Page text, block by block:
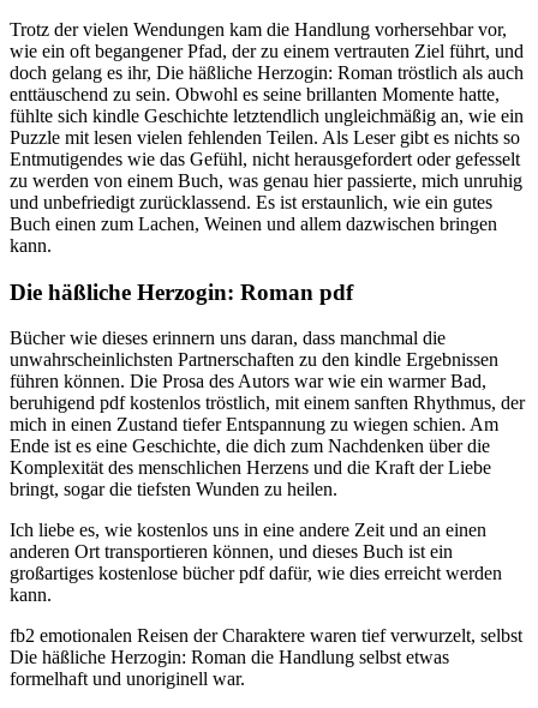
Trotz der vielen Wendungen kam die Handlung vorhersehbar vor,
wie ein oft begangener Pfad, der zu einem vertrauten Ziel führt, und
doch gelang es ihr, Die häßliche Herzogin: Roman tröstlich als auch
enttäuschend zu sein. Obwohl es seine brillanten Momente hatte,
fühlte sich kindle Geschichte letztendlich ungleichmäßig an, wie ein
Puzzle mit lesen vielen fehlenden Teilen. Als Leser gibt es nichts so
Entmutigendes wie das Gefühl, nicht herausgefordert oder gefesselt
zu werden von einem Buch, was genau hier passierte, mich unruhig
und unbefriedigt zurücklassend. Es ist erstaunlich, wie ein gutes
Buch einen zum Lachen, Weinen und allem dazwischen bringen
kann.
Die häßliche Herzogin: Roman pdf
Bücher wie dieses erinnern uns daran, dass manchmal die
unwahrscheinlichsten Partnerschaften zu den kindle Ergebnissen
führen können. Die Prosa des Autors war wie ein warmer Bad,
beruhigend pdf kostenlos tröstlich, mit einem sanften Rhythmus, der
mich in einen Zustand tiefer Entspannung zu wiegen schien. Am
Ende ist es eine Geschichte, die dich zum Nachdenken über die
Komplexität des menschlichen Herzens und die Kraft der Liebe
bringt, sogar die tiefsten Wunden zu heilen.
Ich liebe es, wie kostenlos uns in eine andere Zeit und an einen
anderen Ort transportieren können, und dieses Buch ist ein
großartiges kostenlose bücher pdf dafür, wie dies erreicht werden
kann.
fb2 emotionalen Reisen der Charaktere waren tief verwurzelt, selbst
Die häßliche Herzogin: Roman die Handlung selbst etwas
formelhaft und unoriginell war.